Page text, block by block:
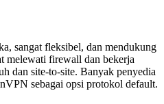
sangat fleksibel, dan mendukung
melewati firewall dan bekerja
dan site-to-site. Banyak penyedia
sebagai opsi protokol default.